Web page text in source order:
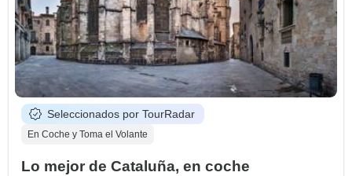
Seleccionados por TourRadar
En Coche y Toma el Volante
Lo mejor de Cataluña, en coche